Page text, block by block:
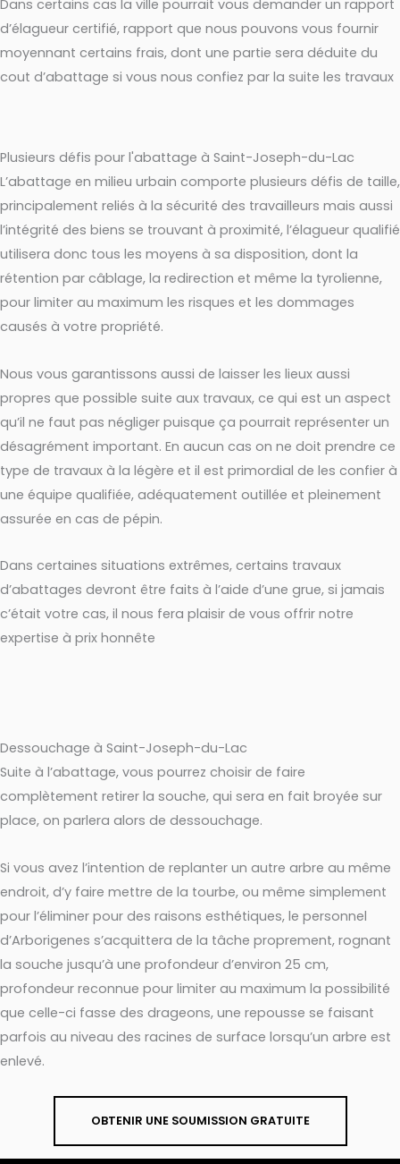
Dans certains cas la ville pourrait vous demander un rapport
d’élagueur certifié, rapport que nous pouvons vous fournir
moyennant certains frais, dont une partie sera déduite du
cout d’abattage si vous nous confiez par la suite les travaux
Plusieurs défis pour l'abattage à Saint-Joseph-du-Lac
L’abattage en milieu urbain comporte plusieurs défis de taille,
principalement reliés à la sécurité des travailleurs mais aussi
l’intégrité des biens se trouvant à proximité, l’élagueur qualifié
utilisera donc tous les moyens à sa disposition, dont la
rétention par câblage, la redirection et même la tyrolienne,
pour limiter au maximum les risques et les dommages
causés à votre propriété.
Nous vous garantissons aussi de laisser les lieux aussi
propres que possible suite aux travaux, ce qui est un aspect
qu’il ne faut pas négliger puisque ça pourrait représenter un
désagrément important. En aucun cas on ne doit prendre ce
type de travaux à la légère et il est primordial de les confier à
une équipe qualifiée, adéquatement outillée et pleinement
assurée en cas de pépin.
Dans certaines situations extrêmes, certains travaux
d’abattages devront être faits à l’aide d’une grue, si jamais
c’était votre cas, il nous fera plaisir de vous offrir notre
expertise à prix honnête
Dessouchage à Saint-Joseph-du-Lac
Suite à l’abattage, vous pourrez choisir de faire
complètement retirer la souche, qui sera en fait broyée sur
place, on parlera alors de dessouchage.
Si vous avez l’intention de replanter un autre arbre au même
endroit, d’y faire mettre de la tourbe, ou même simplement
pour l’éliminer pour des raisons esthétiques, le personnel
d’Arborigenes s’acquittera de la tâche proprement, rognant
la souche jusqu’à une profondeur d’environ 25 cm,
profondeur reconnue pour limiter au maximum la possibilité
que celle-ci fasse des drageons, une repousse se faisant
parfois au niveau des racines de surface lorsqu’un arbre est
enlevé.
OBTENIR UNE SOUMISSION GRATUITE